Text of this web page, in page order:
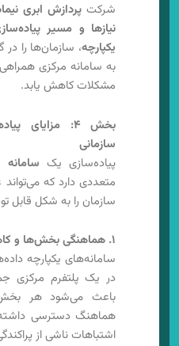
شرکت پردازش ابری
نیازها و مسیر
یکپارچه، سازمان‌ها را
به سامانه مرکزی
مشکلات کاهش یابد.
بخش ۴: مزایای
سازمانی
پیاده‌سازی یک سامانه
متعددی دارد که
سازمان را به شکل قابل
۱. هماهنگی بخش‌ها و کاهش دوباره‌کاری
سامانه‌های یکپارچه
در یک پلتفرم مرکزی
باعث می‌شود هر بخش
هماهنگ دسترسی داشته
اشتباهات ناشی از